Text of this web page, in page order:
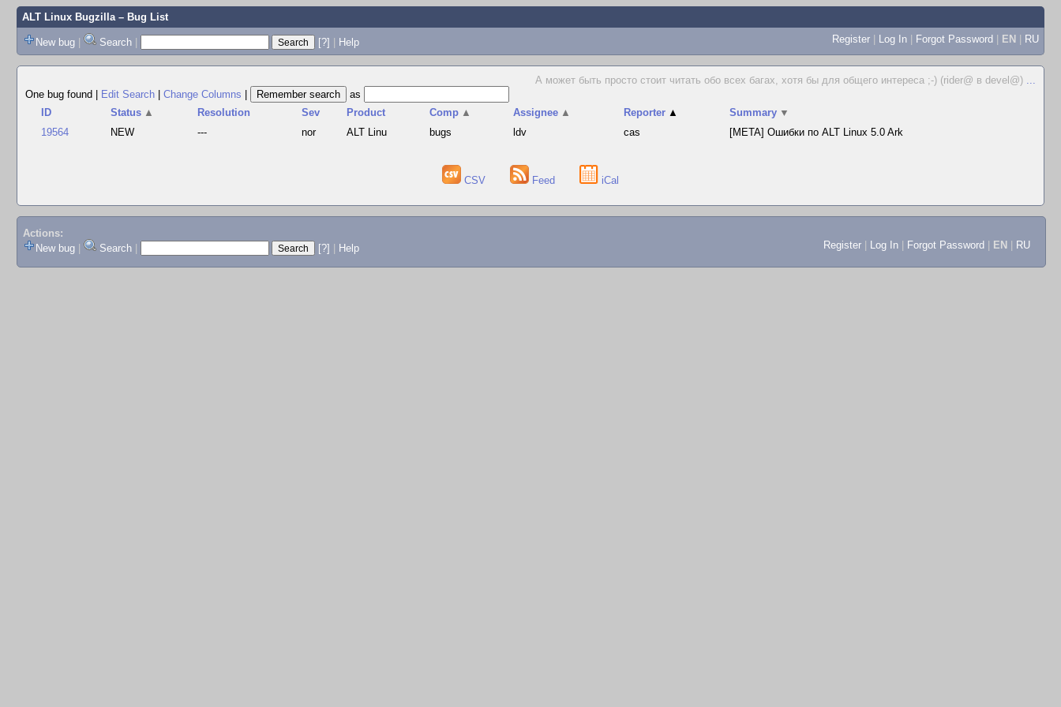
ALT Linux Bugzilla– Bug List
New bug | Search | [?] | Help Register | Log In | Forgot Password | EN | RU
А может быть просто стоит читать обо всех багах, хотя бы для общего интереса ;-) (rider@ в devel@) ...
One bug found
Edit Search Change Columns
as
ID
Status ▲ Resolution Sev Product Comp ▲ Assignee ▲ Reporter ▲ Summary ▼
19564
NEW --- nor ALT Linu bugs ldv cas [META] Ошибки по ALT Linux 5.0 Ark
CSV Feed iCal
Actions:
New bug
Search [?] Help Register Log In Forgot Password EN RU